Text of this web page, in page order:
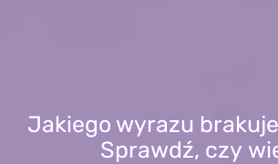
Jakiego wyrazu
Sprawdź, czy